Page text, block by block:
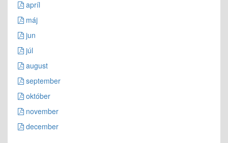
apríl
máj
jun
júl
august
september
október
november
december